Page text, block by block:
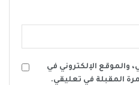
والموقع الإلكتروني في
المقبلة في تعليقي.